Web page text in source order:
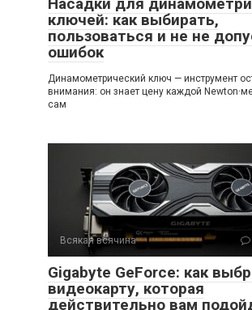
ключей: как выбирать,
пользоваться и не не
ошибок
Динамометрический ключ — инструмент
внимания: он знает цену каждой
сам
Всякая всячина
Gigabyte GeForce: как
видеокарту, которая
действительно вам